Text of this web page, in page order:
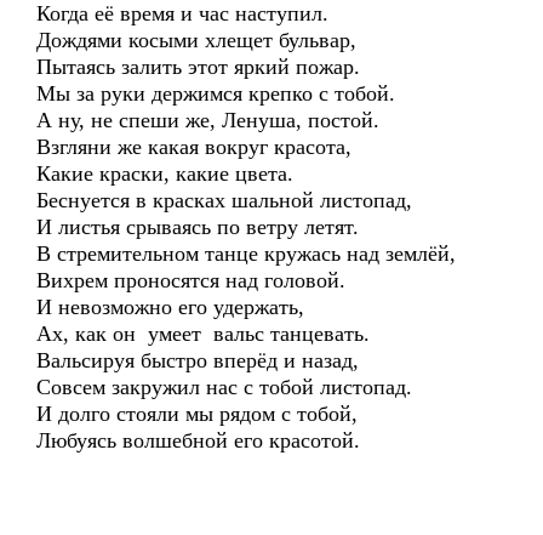
Когда её время и час наступил.
Дождями косыми хлещет бульвар,
Пытаясь залить этот яркий пожар.
Мы за руки держимся крепко с тобой.
А ну, не спеши же, Ленуша, постой.
Взгляни же какая вокруг красота,
Какие краски, какие цвета.
Беснуется в красках шальной листопад,
И листья срываясь по ветру летят.
В стремительном танце кружась над землёй,
Вихрем проносятся над головой.
И невозможно его удержать,
Ах, как он умеет вальс танцевать.
Вальсируя быстро вперёд и назад,
Совсем закружил нас с тобой листопад.
И долго стояли мы рядом с тобой,
Любуясь волшебной его красотой.